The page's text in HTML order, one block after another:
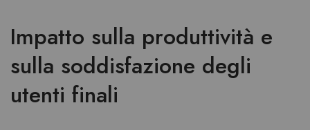
Impatto sulla produttività e
sulla soddisfazione degli
utenti finali